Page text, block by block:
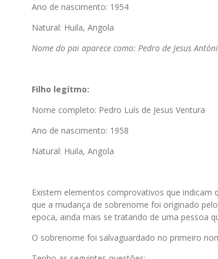
Ano de nascimento: 1954
Natural: Huila, Angola
Nome do pai aparece como: Pedro de Jesus
Filho legítmo:
Nome completo: Pedro Luís de Jesus Ventura
Ano de nascimento: 1958
Natural: Huila, Angola
Existem elementos comprovativos que indicam
que a mudança de sobrenome foi originado
epoca, ainda mais se tratando de uma pessoa
O sobrenome foi salvaguardado no primeiro